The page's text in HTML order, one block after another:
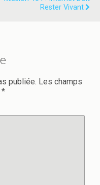
Rester Vivant
publiée. Les champs
*